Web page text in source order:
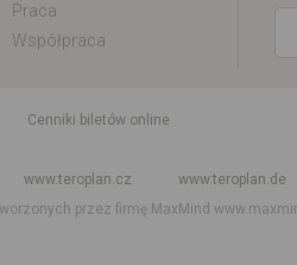
Praca
Współpraca
Cenniki biletów online
www.teroplan.cz
www.teroplan.de
przez firmę MaxMind